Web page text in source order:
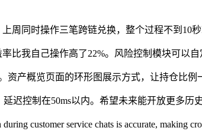
周同时操作三笔跨链兑换，整个过程不到10秒
比我自己操作高了22%。风险控制模块可以自
产概览页面的环形图展示方式，让持仓比例
迟控制在50ms以内。希望未来能开放更多历
customer service chats is accurate, making